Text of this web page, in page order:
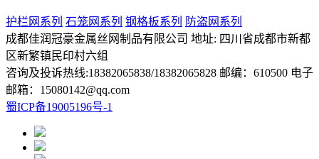
护栏网系列 石笼网系列 钢格板系列
防盗网系列
成都佳润冠豪金属丝网制品有限公司 地址: 四川省成都市新都
区新繁镇民印村六组
咨询及投诉热线:18382065838/18382065828 邮编：610500 电子
邮箱：15080142@qq.com
蜀ICP备19005196号-1